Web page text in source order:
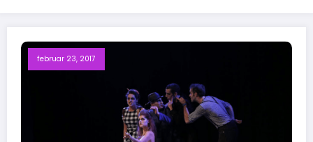
februar 23, 2017